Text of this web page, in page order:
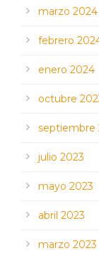
marzo 2024
febrero
enero 2024
octubre
septiembre
julio 2023
mayo 2023
abril 2023
marzo 2023